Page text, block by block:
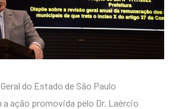
do Estado de São Paulo
ação promovida pelo Dr. Laércio